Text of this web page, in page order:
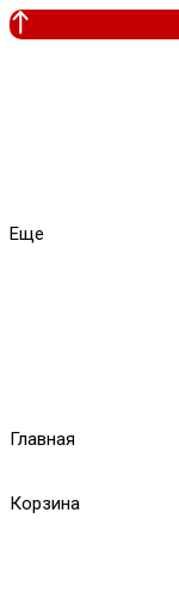
Еще
Главная
Корзина